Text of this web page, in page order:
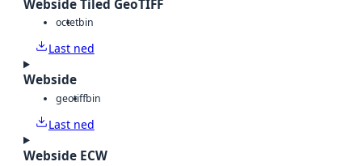
Webside Tiled GeoTIFF
octetbin
Last ned
Webside
geotiffbin
Last ned
Webside ECW